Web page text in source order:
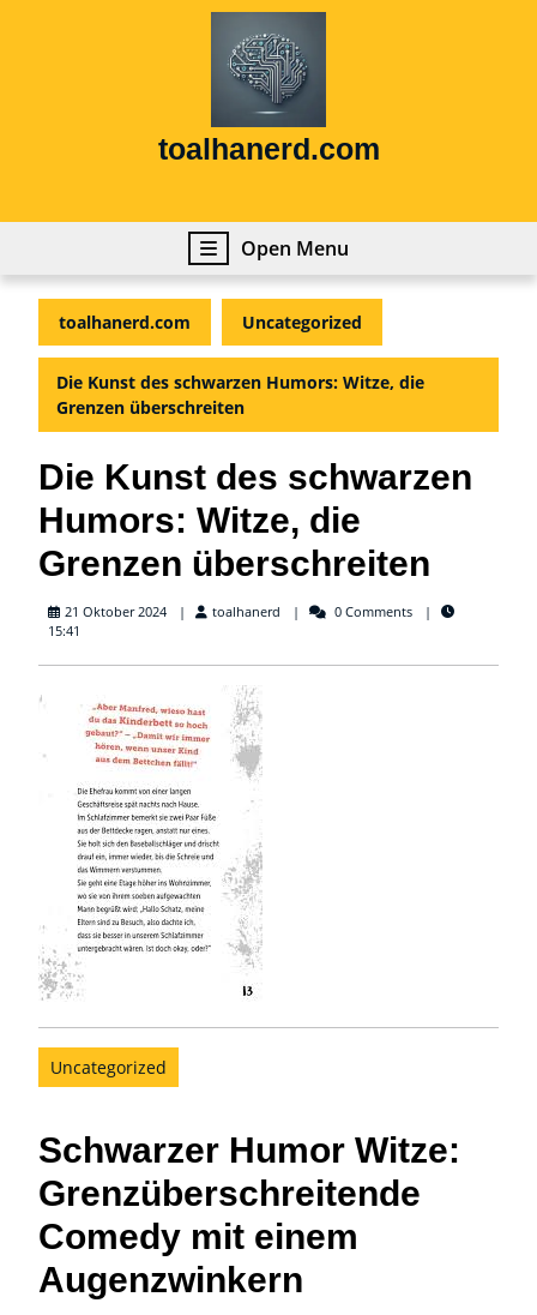
toalhanerd.com
Open Menu
Menu
toalhanerd.com Uncategorized
Die Kunst des schwarzen Humors: Witze, die
Grenzen überschreiten
Die Kunst des schwarzen
Humors: Witze, die
Grenzen überschreiten
21 Oktober 2024 toalhanerd toalhanerd0 Comments
15:41
Uncategorized
Schwarzer Humor Witze:
Grenzüberschreitende
Comedy mit einem
Augenzwinkern